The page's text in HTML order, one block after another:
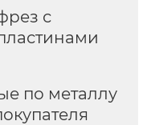
с
по металлу